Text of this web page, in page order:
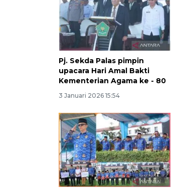
Pj. Sekda Palas pimpin
upacara Hari Amal Bakti
Kementerian Agama ke - 80
3 Januari 2026 15:54